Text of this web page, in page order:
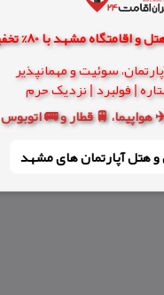
سوئیت و مهمانپذیر
هواپیما، 🚆 قطار و 🚌 اتوبوس
هتل‌ آپارتمان های مشهد